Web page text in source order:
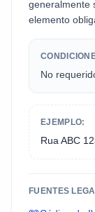
generalmente
elemento
No
EJEMPLO:
Rua ABC
FUENTES